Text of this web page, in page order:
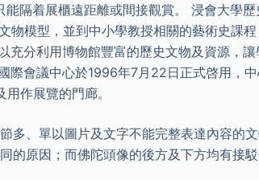
隔着展櫃遠距離或間接觀賞。 浸會大學
物模型，並到中小學教授相關的藝術史課
充分利用博物館豐富的歷史文物及資源，
際會議中心於1996年7月22日正式啓用，
作展覽的門廊。
多、單以圖片及文字不能完整表達內容的
的原因；而佛陀頭像的後方及下方均有接